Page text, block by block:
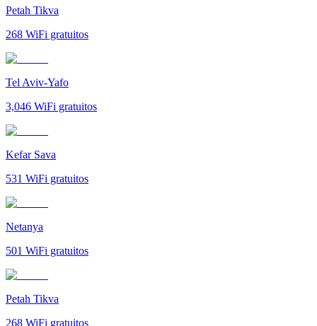
Petah Tikva
268 WiFi gratuitos
Tel Aviv-Yafo
3,046 WiFi gratuitos
Kefar Sava
531 WiFi gratuitos
Netanya
501 WiFi gratuitos
Petah Tikva
268 WiFi gratuitos